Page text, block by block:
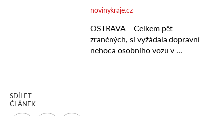
SDÍLET
ČLÁNEK